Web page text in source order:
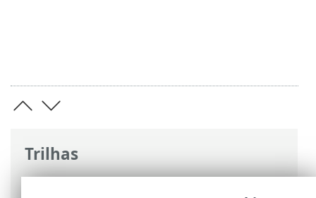
Trilhas
Ajuda on-line ESET>ESET Endpoint